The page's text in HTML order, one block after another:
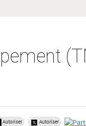
Autoriser Autoriser